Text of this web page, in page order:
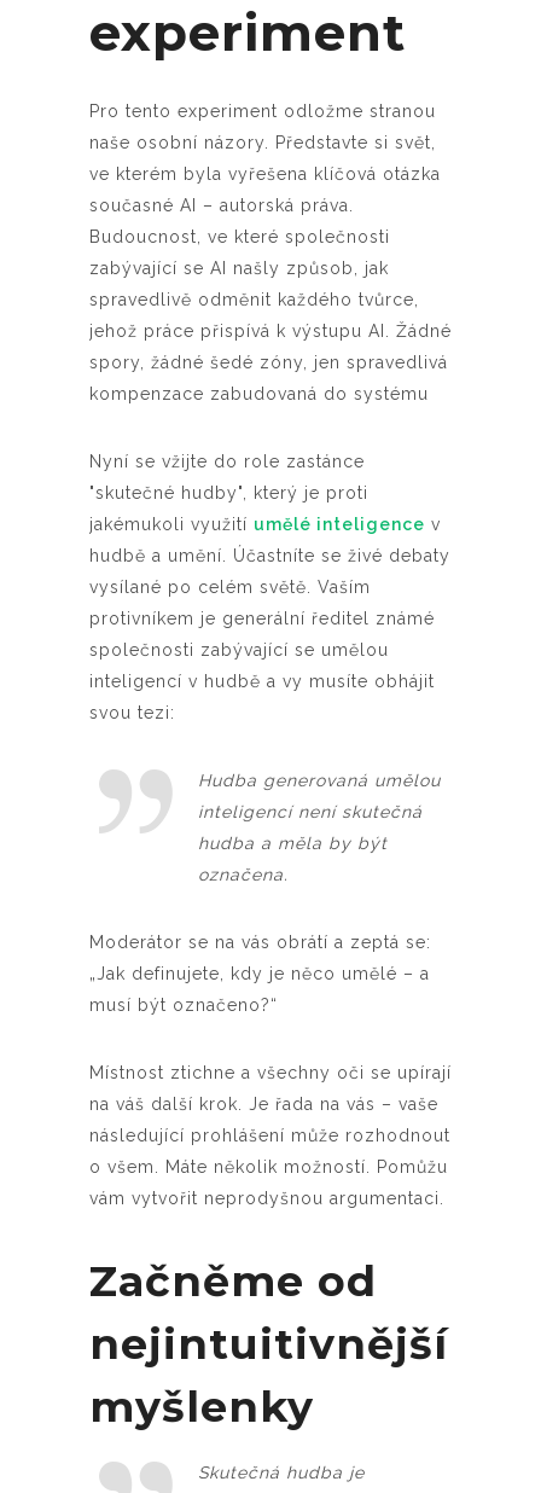
experiment
Pro tento experiment odložme stranou
naše osobní názory. Představte si svět,
ve kterém byla vyřešena klíčová otázka
současné AI – autorská práva.
Budoucnost, ve které společnosti
zabývající se AI našly způsob, jak
spravedlivě odměnit každého tvůrce,
jehož práce přispívá k výstupu AI. Žádné
spory, žádné šedé zóny, jen spravedlivá
kompenzace zabudovaná do systému
Nyní se vžijte do role zastánce
"skutečné hudby", který je proti
jakémukoli využití umělé inteligence v
hudbě a umění. Účastníte se živé debaty
vysílané po celém světě. Vaším
protivníkem je generální ředitel známé
společnosti zabývající se umělou
inteligencí v hudbě a vy musíte obhájit
svou tezi:
Hudba generovaná umělou
inteligencí není skutečná
hudba a měla by být
označena.
Moderátor se na vás obrátí a zeptá se:
„Jak definujete, kdy je něco umělé – a
musí být označeno?“
Místnost ztichne a všechny oči se upírají
na váš další krok. Je řada na vás – vaše
následující prohlášení může rozhodnout
o všem. Máte několik možností. Pomůžu
vám vytvořit neprodyšnou argumentaci.
Začněme od
nejintuitivnější
myšlenky
Skutečná hudba je